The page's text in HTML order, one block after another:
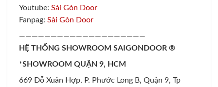
Youtube: Sài Gòn Door
Fanpag: Sài Gòn Door
————————————————————
HỆ THỐNG SHOWROOM SAIGONDOOR ®
*SHOWROOM QUẬN 9, HCM
669 Đỗ Xuân Hợp, P. Phước Long B, Quận 9, Tp